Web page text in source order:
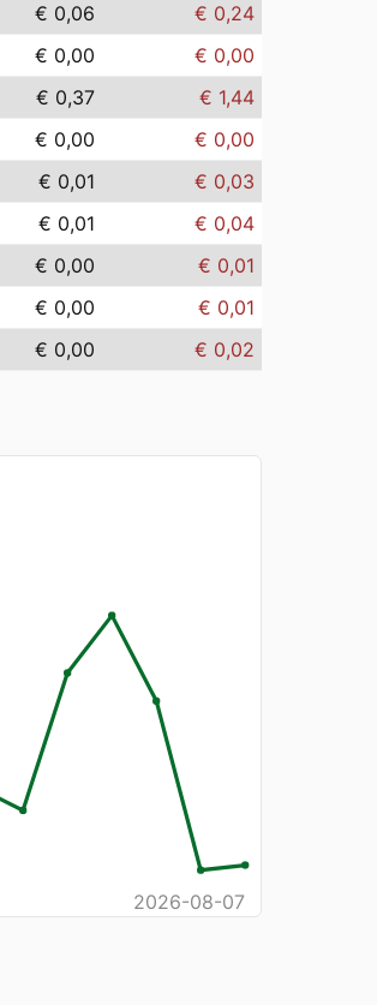
€ 0,06
€ 0,24
€ 0,00
€ 0,00
€ 0,37
€ 1,44
€ 0,00
€ 0,00
€ 0,01
€ 0,03
€ 0,01
€ 0,04
€ 0,00
€ 0,01
€ 0,00
€ 0,01
€ 0,00 € 0,02
2026-08-07